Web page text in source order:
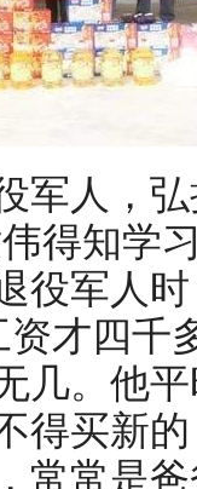
军人，
得知学
役军人
才四千
几。他
得买新
常常是